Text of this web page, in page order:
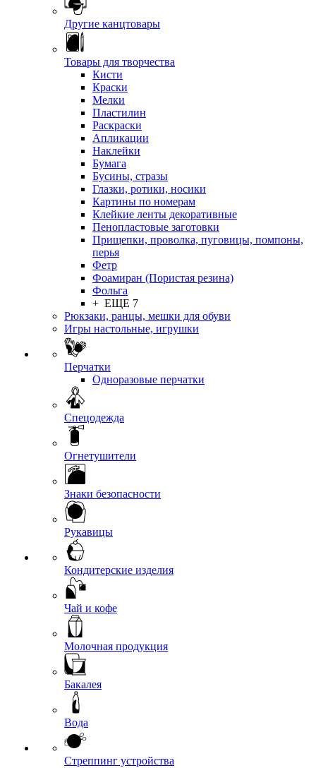
Другие канцтовары
Товары для творчества
Кисти
Краски
Мелки
Пластилин
Раскраски
Апликации
Наклейки
Бумага
Бусины, стразы
Глазки, ротики, носики
Картины по номерам
Клейкие ленты декоративные
Пенопластовые заготовки
Прищепки, проволка, пуговицы, помпоны,
перья
Фетр
Фоамиран (Пористая резина)
Фольга
+ ЕЩЕ 7
Рюкзаки, ранцы, мешки для обуви
Игры настольные, игрушки
Перчатки
Одноразовые перчатки
Спецодежда
Огнетушители
Знаки безопасности
Рукавицы
Кондитерские изделия
Чай и кофе
Молочная продукция
Бакалея
Вода
Стреппинг устройства